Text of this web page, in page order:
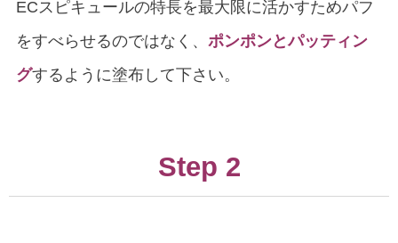
ECスピキュールの特長を最大限に活かすためパフ
をすべらせるのではなく、 ポンポンとパッティン
グするように塗布して下さい。
Step 2